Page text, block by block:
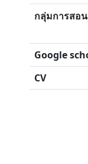
กลุ่มการสอน
Google
CV